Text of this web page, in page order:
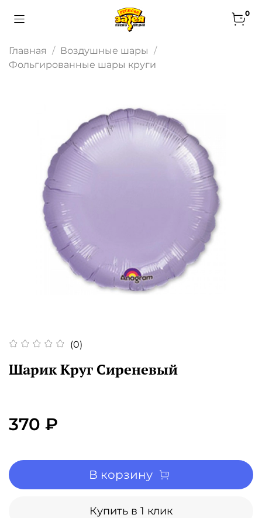
0
Главная
Воздушные шары
Фольгированные шары круги
(0)
Шарик Круг Сиреневый
370 ₽
В корзину
Купить в 1 клик